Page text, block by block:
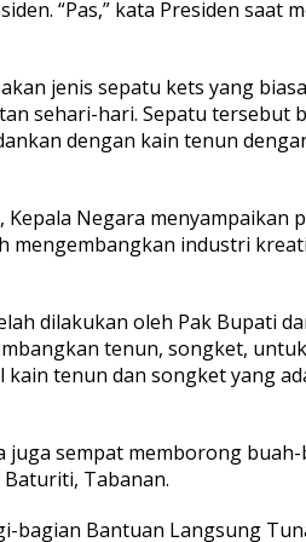
“Pas,” kata Presiden saat
jenis sepatu kets yang
sehari-hari. Sepatu tersebut
dengan kain tenun
Negara menyampaikan
mengembangkan industri
dilakukan oleh Pak Bupati
tenun, songket, untuk
tenun dan songket yang
juga sempat memborong
Tabanan.
bagian Bantuan Langsung
Village Grand
Dibuka di KEK